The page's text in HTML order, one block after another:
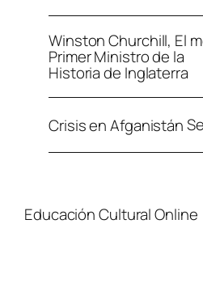
Winston Churchill, El
Primer Ministro de la
Historia de Inglaterra
Crisis en Afganistán
Educación Cultural Online